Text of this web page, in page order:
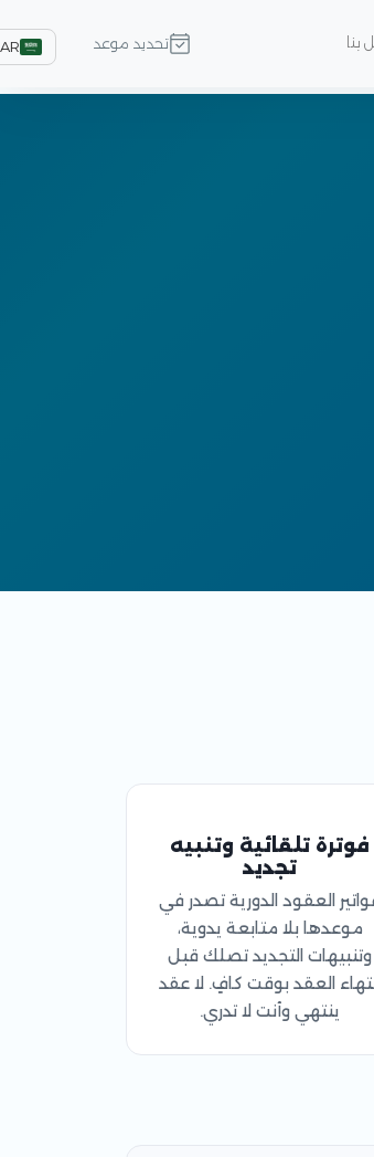
بنا تحديد موعد AR
فوترة تلقائية وتنبيه
تجديد
العقود الدورية تصدر في
موعدها بلا متابعة يدوية،
وتنبيهات التجديد تصلك قبل
العقد بوقت كافٍ. لا عقد
ينتهي وأنت لا تدري.